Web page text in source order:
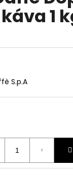
1
S.p.A